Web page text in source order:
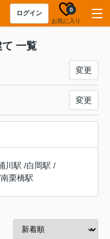
ログイン
お気に入り
0
一覧
変更
変更
川駅 /白岡駅 /
南栗橋駅